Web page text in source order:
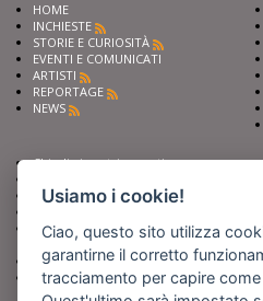
HOME
INCHIESTE
STORIE E CURIOSITÀ
EVENTI E COMUNICATI
ARTISTI
REPORTAGE
NEWS
Chiedi ai nostri esperti
Fai pubblicità con noi
Iscriviti al nostro corso di
giornalismo
Compra i nostri libri
Entra in Barinedita Map
Usiamo i cookie!
Ciao, questo sito utilizza
garantirne il corretto
tracciamento per capire